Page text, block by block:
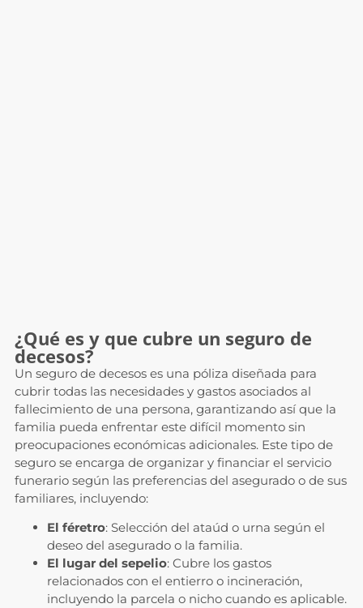
¿Qué es y que cubre un seguro de
decesos?
Un seguro de decesos es una póliza diseñada para
cubrir todas las necesidades y gastos asociados al
fallecimiento de una persona, garantizando así que la
familia pueda enfrentar este difícil momento sin
preocupaciones económicas adicionales. Este tipo de
seguro se encarga de organizar y financiar el servicio
funerario según las preferencias del asegurado o de sus
familiares, incluyendo:
El féretro: Selección del ataúd o urna según el
deseo del asegurado o la familia.
El lugar del sepelio: Cubre los gastos
relacionados con el entierro o incineración,
incluyendo la parcela o nicho cuando es aplicable.